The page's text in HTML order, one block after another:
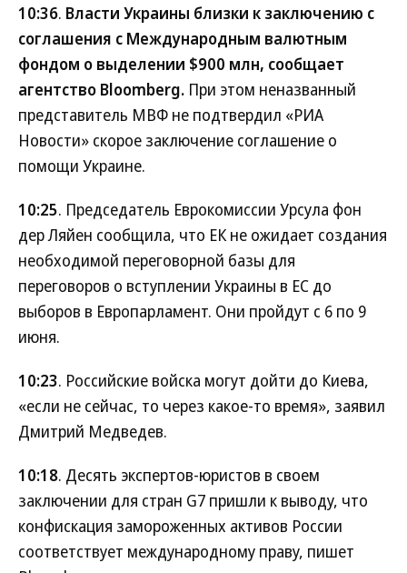
10:36. Власти Украины близки к заключению с
соглашения с Международным валютным
фондом о выделении $900 млн, сообщает
агентство Bloomberg. При этом неназванный
представитель МВФ не подтвердил «РИА
Новости» скорое заключение соглашение о
помощи Украине.
10:25. Председатель Еврокомиссии Урсула фон
дер Ляйен сообщила, что ЕК не ожидает создания
необходимой переговорной базы для
переговоров о вступлении Украины в ЕС до
выборов в Европарламент. Они пройдут с 6 по 9
июня.
10:23. Российские войска могут дойти до Киева,
«если не сейчас, то через какое-то время», заявил
Дмитрий Медведев.
10:18. Десять экспертов-юристов в своем
заключении для стран G7 пришли к выводу, что
конфискация замороженных активов России
соответствует международному праву, пишет